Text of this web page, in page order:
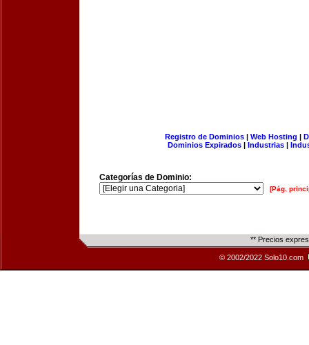
Registro de Dominios| Web Hosting |
Dominios Expirados | Industrias |
Categorías de Dominio:
[Pág.
** Precios
© 2002/2022 Solo10.com